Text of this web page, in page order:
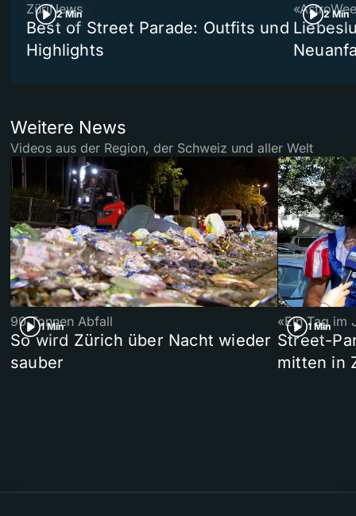
2 Min
ZüriNews
Best of Street Parade: Outfits und
Highlights
2 Min
Weitere News
Videos aus der Region, der Schweiz und aller Welt
1 Min
90 Tonnen Abfall
So wird Zürich über Nacht wieder
sauber
1 Min
«Ein Tag im
Street-
mitten in